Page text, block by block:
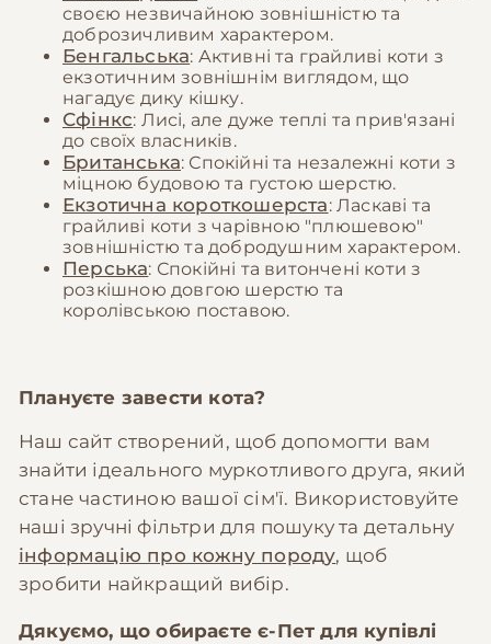
своєю незвичайною зовнішністю та
доброзичливим характером.
Бенгальська: Активні та грайливі коти з
екзотичним зовнішнім виглядом, що
нагадує дику кішку.
Сфінкс: Лисі, але дуже теплі та прив'язані
до своїх власників.
Британська: Спокійні та незалежні коти з
міцною будовою та густою шерстю.
Екзотична короткошерста: Ласкаві та
грайливі коти з чарівною "плюшевою"
зовнішністю та добродушним характером.
Перська: Спокійні та витончені коти з
розкішною довгою шерстю та
королівською поставою.
Плануєте завести кота?
Наш сайт створений, щоб допомогти вам
знайти ідеального муркотливого друга, який
стане частиною вашої сім'ї. Використовуйте
наші зручні фільтри для пошуку та детальну
інформацію про кожну породу, щоб
зробити найкращий вибір.
Дякуємо, що обираєтеє-Пет для купівлі